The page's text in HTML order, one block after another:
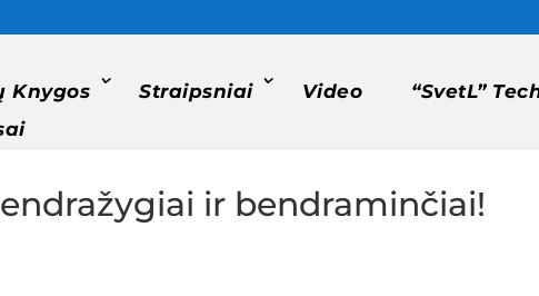
Knygos Straipsniai Video
“SvetL”
ir bendraminčiai!